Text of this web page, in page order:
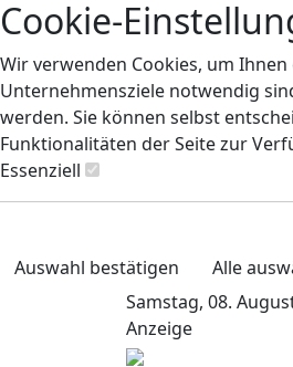
Cookie-
Wir verwenden Cookies, um
Unternehmensziele notwendig
werden. Sie können selbst
Funktionalitäten der Seite zur
Essenziell
Auswahl bestätigen
Alle
Samstag, 08.
Anzeige